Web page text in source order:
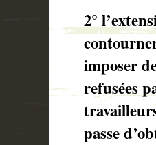
2°
imposer
refusées
passe